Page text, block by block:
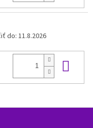
do:11.8.2026